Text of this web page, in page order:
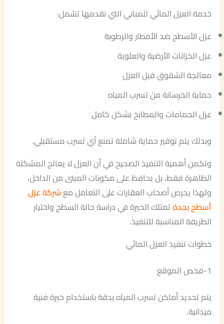
خدمة العزل المائي للمباني التي نقدمها تشمل:
عزل الأسطح ضد الأمطار والرطوبة
عزل الخزانات الأرضية والعلوية
معالجة الشقوق قبل العزل
حماية الخرسانة من تسرب المياه
عزل الحمامات والمطابخ بشكل كامل
وبذلك يتم توفير حماية شاملة تمنع أي تسرب مستقبلي.
وتكمن أهمية التنفيذ الصحيح في أن العزل لا يعالج المشكلة
الظاهرة فقط، بل يحافظ على مكونات المبنى من الداخل،
ولهذا يحرص أصحاب العقارات على التعامل معشركة عزل
أسطح بجدةتمتلك الخبرة في دراسة حالة السطح واختيار
الطريقة المناسبة للتنفيذ.
خطوات تنفيذ العزل المائي
1-فحص الموقع
يتم تحديد أماكن تسرب المياه بدقة باستخدام خبرة فنية
ميدانية.